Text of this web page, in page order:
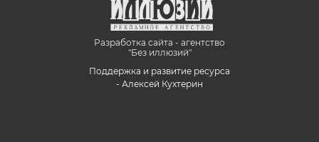
Разработка сайта - агентство
"Без иллюзий"
Поддержка и развитие ресурса
- Алексей Кухтерин